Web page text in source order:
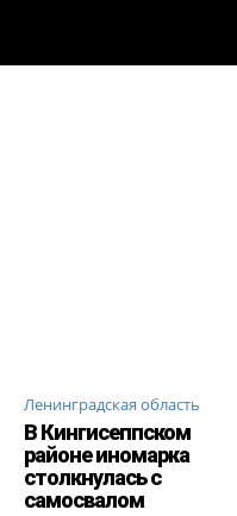
Ленинградская область
В Кингисеппском
районе иномарка
столкнулась с
самосвалом